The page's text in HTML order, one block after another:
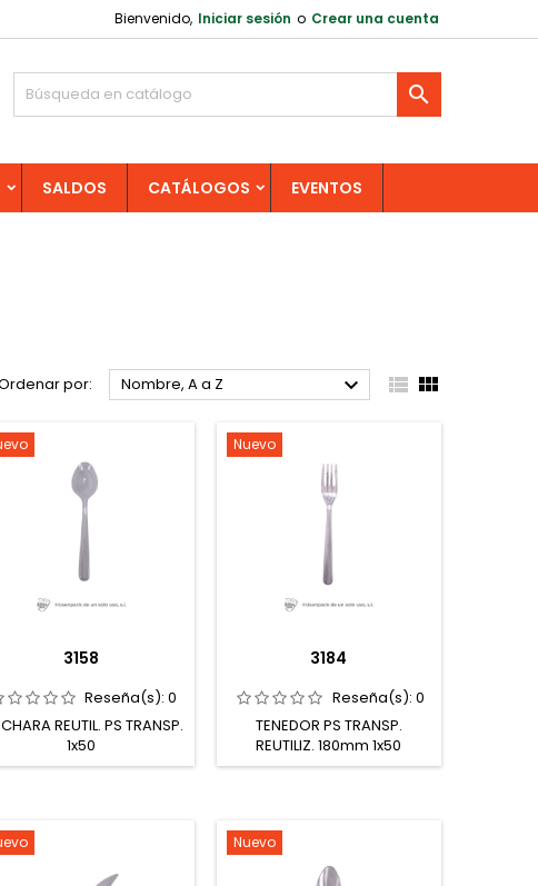
Bienvenido, Iniciar sesión o Crear una cuenta

SALDOS CATÁLOGOS EVENTOS
por: Nombre, A a Z   
3158
Reseña(s):0
REUTIL. PS TRANSP.
1x50
Nuevo
3184
Reseña(s): 0
TENEDOR PS TRANSP.
REUTILIZ. 180mm 1x50
Nuevo